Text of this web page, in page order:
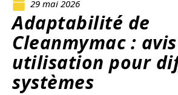
29 mai 2026
Adaptabilité de
Cleanmymac :
utilisation pour
systèmes